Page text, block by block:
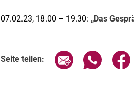
07.02.23, 18.00 – 19.30: „Das
Seite teilen: Seite über E-
Seite